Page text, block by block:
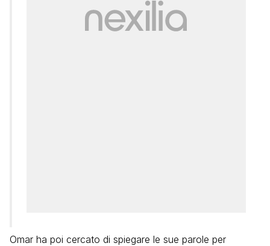
Omar ha poi cercato di spiegare le sue parole per